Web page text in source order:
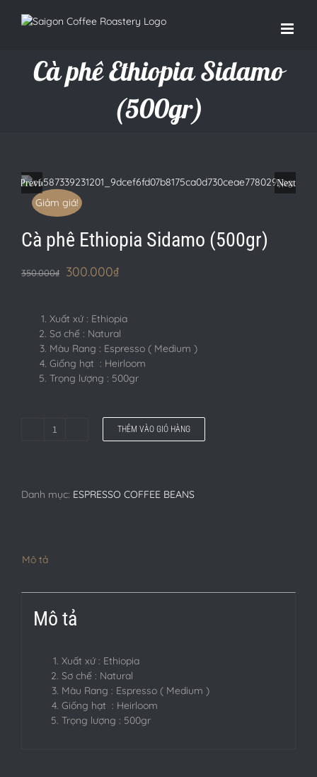
Cà phê Ethiopia Sidamo
(500gr)
Giảm giá!
Previous Next
Cà phê Ethiopia Sidamo (500gr)
350.000₫ 300.000₫
Xuất xứ : Ethiopia
Sơ chế : Natural
Màu Rang : Espresso ( Medium )
Giống hạt : Heirloom
Trọng lượng : 500gr
Cà
(500gr)
THÊM VÀO GIỎ HÀNG
Danh mục: ESPRESSO COFFEE BEANS
Mô tả
Mô tả
Xuất xứ : Ethiopia
Sơ chế : Natural
Màu Rang : Espresso ( Medium )
Giống hạt : Heirloom
Trọng lượng : 500gr